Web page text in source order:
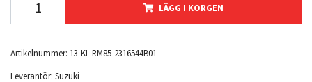
LÄGG I KORGEN
Artikelnummer: 13-KL-RM85-2316544B01
Leverantör: Suzuki